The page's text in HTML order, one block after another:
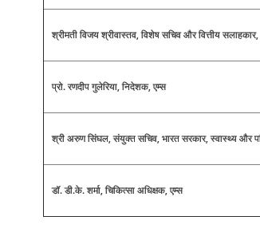
श्रीमती विजय श्रीवास्तव, विशेष सचिव और वित्तीय
प्रो. रणदीप गुलेरिया, निदेशक, एम्स
श्री अरुण सिंघल, संयुक्त सचिव, भारत सरकार, स्वास्थ्य और
डॉ. डी.के. शर्मा, चिकित्सा अधिक्षक, एम्स